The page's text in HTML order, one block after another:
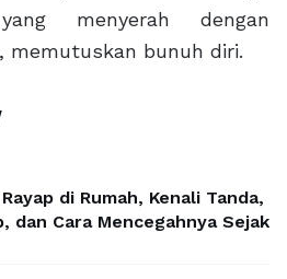
menyerah dengan
memutuskan bunuh diri.
di Rumah, Kenali Tanda,
dan Cara Mencegahnya Sejak